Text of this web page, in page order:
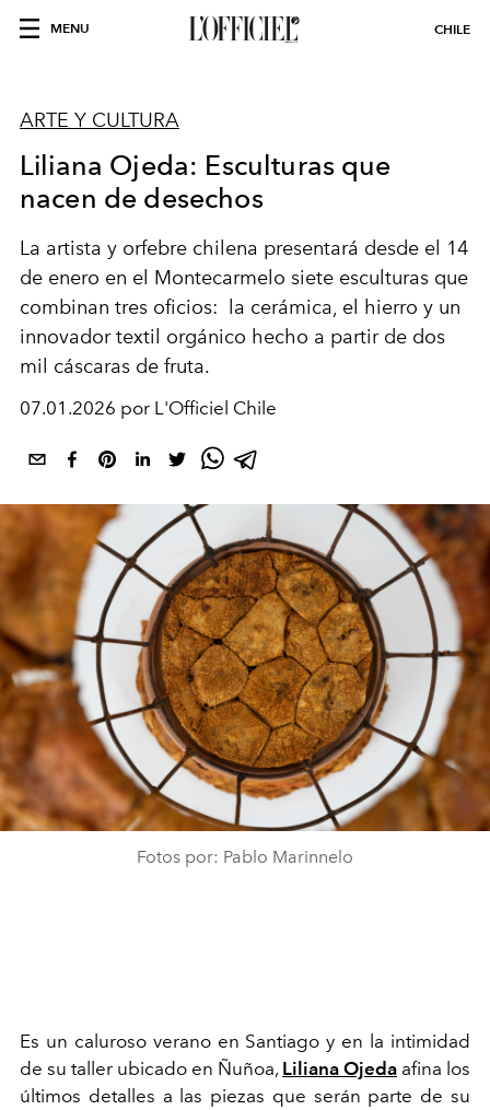
MENU CHILE
ARTE Y CULTURA
Liliana Ojeda: Esculturas que
nacen de desechos
La artista y orfebre chilena presentará desde el 14
de enero en el Montecarmelo siete esculturas que
combinan tres oficios: la cerámica, el hierro y un
innovador textil orgánico hecho a partir de dos
mil cáscaras de fruta.
07.01.2026 por L'Officiel Chile
Fotos por: Pablo Marinnelo
Es un caluroso verano en Santiago y en la intimidad
de su taller ubicado en Ñuñoa, Liliana Ojeda afina los
últimos detalles a las piezas que serán parte de su